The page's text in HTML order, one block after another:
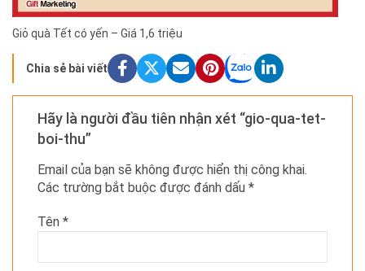
Giỏ quà Tết có yến – Giá 1,6 triệu
Chia sẻ bài viết
Hãy là người đầu tiên nhận xét “gio-qua-tet-
boi-thu”
Email của bạn sẽ không được hiển thị công khai.
Các trường bắt buộc được đánh dấu *
Tên *